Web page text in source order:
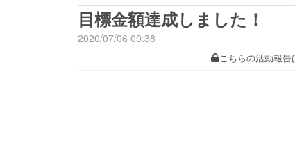
目標金額達成しました！
2020/07/06 09:38
こちらの活動報告